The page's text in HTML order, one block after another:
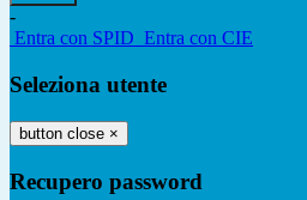
-
Entra con SPID Entra con CIE
Seleziona utente
button close ×
Recupero password